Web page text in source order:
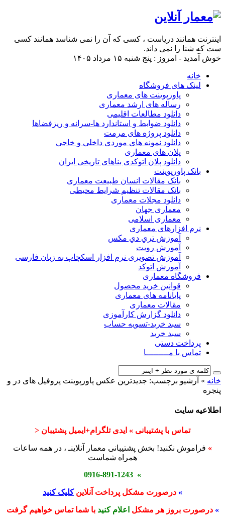
اینترنت همانند دریاست ، کسی که آن را نمی شناسد همانند کسی
ست که شنا را نمی داند.
خوش آمدید - امروز : پنج شنبه ۱۵ مرداد ۱۴۰۵
خانه
لینک های فروشگاه
پاورپوینت های معماری
رساله های ارشد معماری
دانلود مطالعات اقلیمی
دانلود ضوابط و استاندارد ها-سرانه و ریزفضاها
دانلود پروژه های مرمت
دانلود نمونه های موردی داخلی و خاجی
پلان های معماری
دانلود پلان اتوکدی بناهای تاریخی ایران
بانک پاورپوینت
بانک مقالات انسان طبیعت معماری
بانک مقالات تنظیم شرایط محیطی
دانلود مجلات معماری
معماری جهان
معماری اسلامی
نرم افزارهای معماری
آﻣﻮزش ﺗﺮي دي ﻣﮑﺲ
آموزش رویت
آموزش تصویری نرم افزار اسکچاپ به زبان فارسی
آموزش اتوکد
فروشگاه معماری
قوانین خرید محصول
پایانامه های معماری
مقالات معماری
دانلود گزارش کارآموزی
سبد خرید-تسویه حساب
سبد خرید
پرداخت دستی
تماس با مـــــــــا
خانه » آرشیو برچسب: جدیدترین عکس پاورپوینت پروفیل های در و
پنجره
اطلاعیه سایت
تماس با پشتیبانی » ایدی تلگرام+ایمیل پشتیبان <
» فراموش نکنید! بخش پشتیبانی معمار آنلاینـ ، در همه ساعات
همراه شماست
» 0916-891-1243
» درصورت مشکل پرداخت آنلاینکلیک کنید
» درصورت بروز هر مشکل اعلام کنید با شما تماس خواهیم گرفت